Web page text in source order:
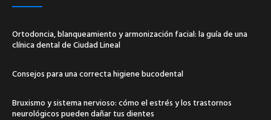
Ortodoncia, blanqueamiento y armonización facial: la guía de una
clínica dental de Ciudad Lineal
Consejos para una correcta higiene bucodental
Bruxismo y sistema nervioso: cómo el estrés y los trastornos
neurológicos pueden dañar tus dientes